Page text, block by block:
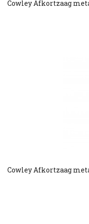
Cowley Afkortzaag
Cowley Afkortzaag